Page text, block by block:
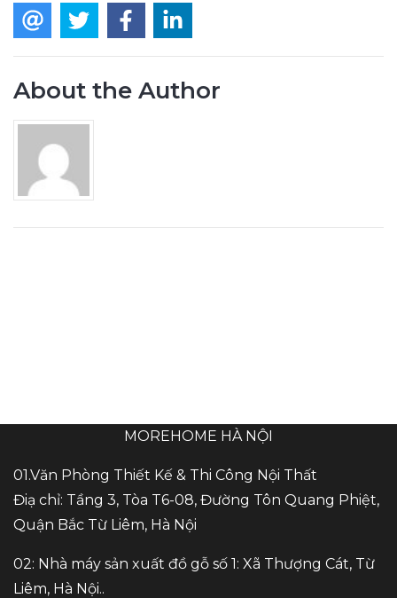
About the Author
MOREHOME HÀ NỘI
01.Văn Phòng Thiết Kế & Thi Công Nội Thất
Điạ chỉ: Tầng 3, Tòa T6-08, Đường Tôn Quang Phiệt,
Quận Bắc Từ Liêm, Hà Nội
02: Nhà máy sản xuất đồ gỗ số 1: Xã Thượng Cát, Từ
Liêm, Hà Nội..